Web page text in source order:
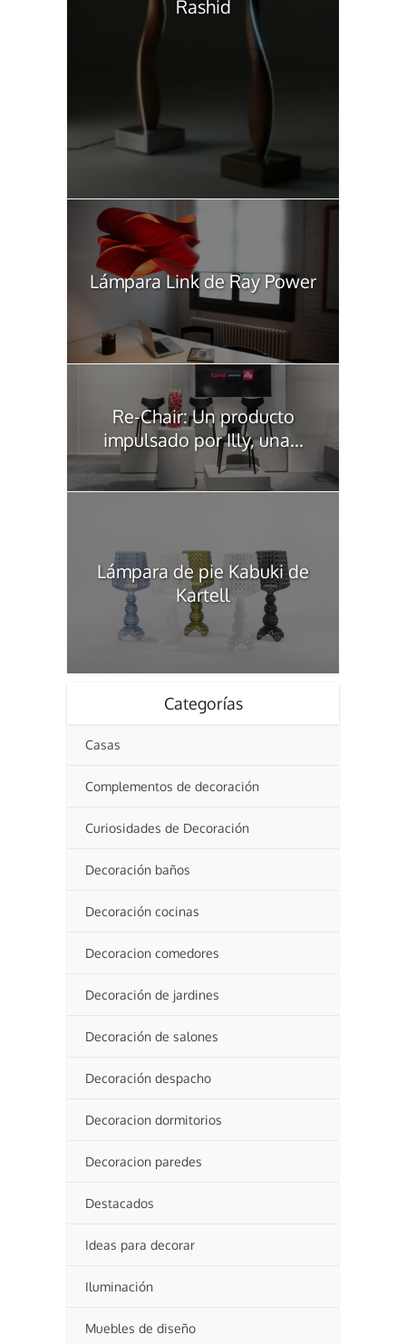
Rashid
Lámpara Link de Ray Power
Re-Chair: Un producto
impulsado por Illy, una...
Lámpara de pie Kabuki de
Kartell
Categorías
Casas
Complementos de decoración
Curiosidades de Decoración
Decoración baños
Decoración cocinas
Decoracion comedores
Decoración de jardines
Decoración de salones
Decoración despacho
Decoracion dormitorios
Decoracion paredes
Destacados
Ideas para decorar
Iluminación
Muebles de diseño